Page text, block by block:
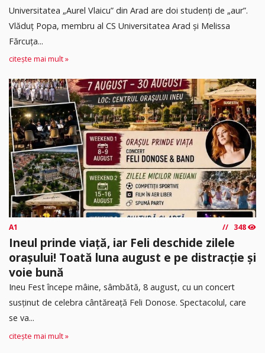
Universitatea „Aurel Vlaicu” din Arad are doi studenți de „aur”.
Vlăduț Popa, membru al CS Universitatea Arad și Melissa
Fărcuța...
citește mai mult »
A1 348
Ineul prinde viață, iar Feli deschide zilele
orașului! Toată luna august e pe distracție și
voie bună
Ineu Fest începe mâine, sâmbătă, 8 august, cu un concert
susținut de celebra cântăreață Feli Donose. Spectacolul, care
se va...
citește mai mult »